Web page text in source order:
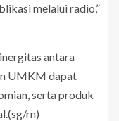
melalui radio,”
antara
UMKM dapat
serta produk
rn)